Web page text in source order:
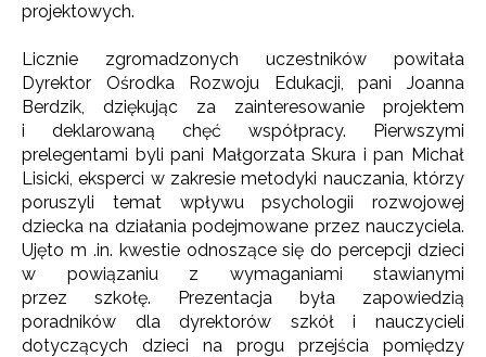
projektowych.
Licznie zgromadzonych uczestników powitała
Dyrektor Ośrodka Rozwoju Edukacji, pani Joanna
Berdzik, dziękując za zainteresowanie projektem
i deklarowaną chęć współpracy. Pierwszymi
prelegentami byli pani Małgorzata Skura i pan Michał
Lisicki, eksperci w zakresie metodyki nauczania, którzy
poruszyli temat wpływu psychologii rozwojowej
dziecka na działania podejmowane przez nauczyciela.
Ujęto m .in. kwestie odnoszące się do percepcji dzieci
w powiązaniu z wymaganiami stawianymi
przez szkołę. Prezentacja była zapowiedzią
poradników dla dyrektorów szkół i nauczycieli
dotyczących dzieci na progu przejścia pomiędzy